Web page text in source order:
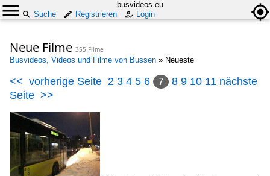
busvideos.eu
Suche
Registrieren Login
Neue Filme 355 Filme
Busvideos, Videos und Filme von Bussen » Neueste
<< vorherige Seite 2 3 4 5 6 7 8 9 10 11 nächste
Seite >>